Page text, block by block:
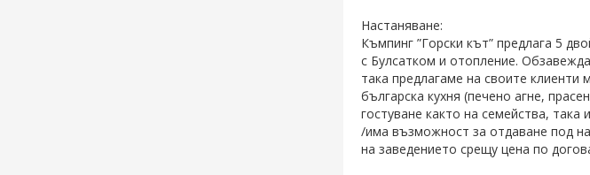
Настаняване:
Къмпинг ”Горски кът” предлага 5
с Булсатком и отопление.
така предлагаме на своите клиенти
българска кухня (печено агне,
гостуване както на семейства,
/има възможност за отдаване под
на заведението срещу цена по